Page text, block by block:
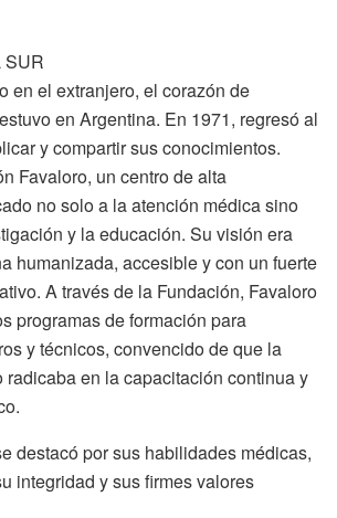
SUR
en el extranjero, el corazón de
en Argentina. En 1971, regresó al
y compartir sus conocimientos.
Favaloro, un centro de alta
no solo a la atención médica sino
y la educación. Su visión era
humanizada, accesible y con un fuerte
A través de la Fundación, Favaloro
programas de formación para
y técnicos, convencido de que la
radicaba en la capacitación continua y
destacó por sus habilidades médicas,
integridad y sus firmes valores